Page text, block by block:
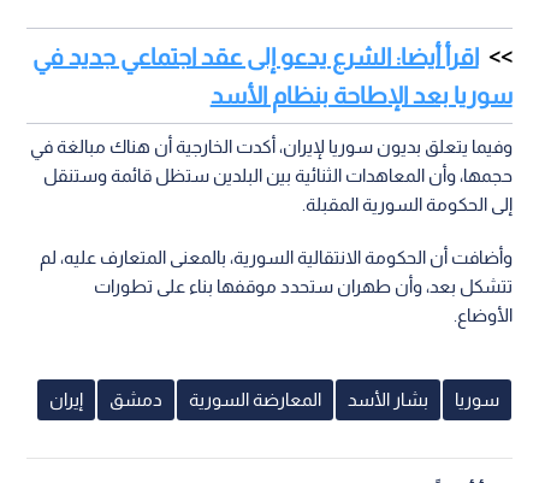
اقرأ أيضا: الشرع يدعو إلى عقد اجتماعي جديد في
سوريا بعد الإطاحة بنظام الأسد
وفيما يتعلق بديون سوريا لإيران، أكدت الخارجية أن هناك مبالغة في
حجمها، وأن المعاهدات الثنائية بين البلدين ستظل قائمة وستنقل
إلى الحكومة السورية المقبلة.
وأضافت أن الحكومة الانتقالية السورية، بالمعنى المتعارف عليه، لم
تتشكل بعد، وأن طهران ستحدد موقفها بناء على تطورات
الأوضاع.
سوريا بشار الأسد المعارضة السورية دمشق إيران